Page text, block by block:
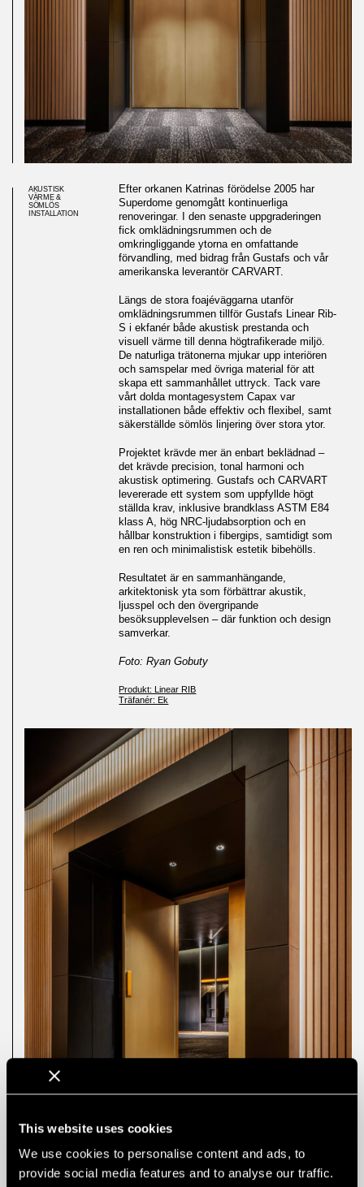
This website uses cookies
We use cookies to personalise content and ads, to
provide social media features and to analyse our traffic.
AKUSTISK
VÄRME &
SÖMLÖS
INSTALLATION
Efter orkanen Katrinas förödelse 2005 har
Superdome genomgått kontinuerliga
renoveringar. I den senaste uppgraderingen
fick omklädningsrummen och de
omkringliggande ytorna en omfattande
förvandling, med bidrag från Gustafs och vår
amerikanska leverantör CARVART.
Längs de stora foajéväggarna utanför
omklädningsrummen tillför Gustafs Linear Rib-
S i ekfanér både akustisk prestanda och
visuell värme till denna högtrafikerade miljö.
De naturliga trätonerna mjukar upp interiören
och samspelar med övriga material för att
skapa ett sammanhållet uttryck. Tack vare
vårt dolda montagesystem Capax var
installationen både effektiv och flexibel, samt
säkerställde sömlös linjering över stora ytor.
Projektet krävde mer än enbart beklädnad –
det krävde precision, tonal harmoni och
akustisk optimering. Gustafs och CARVART
levererade ett system som uppfyllde högt
ställda krav, inklusive brandklass ASTM E84
klass A, hög NRC-ljudabsorption och en
hållbar konstruktion i fibergips, samtidigt som
en ren och minimalistisk estetik bibehölls.
Resultatet är en sammanhängande,
arkitektonisk yta som förbättrar akustik,
ljusspel och den övergripande
besöksupplevelsen – där funktion och design
samverkar.
Foto: Ryan Gobuty
Produkt: Linear RIB
Träfanér: Ek